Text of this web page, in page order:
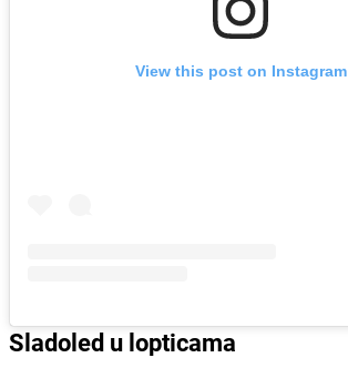
View this post on Instagram
Sladoled u lopticama